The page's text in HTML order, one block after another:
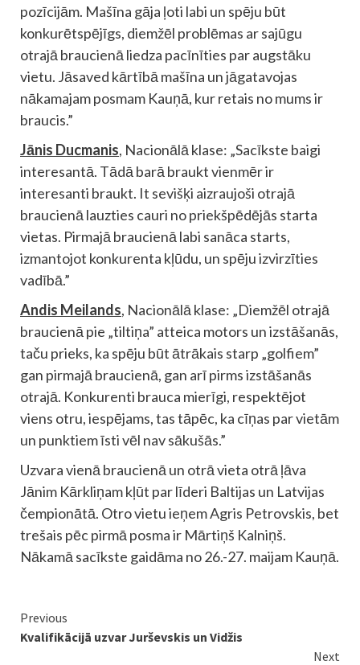
pozīcijām. Mašīna gāja ļoti labi un spēju būt
konkurētspējīgs, diemžēl problēmas ar sajūgu
otrajā braucienā liedza pacīnīties par augstāku
vietu. Jāsaved kārtībā mašīna un jāgatavojas
nākamajam posmam Kauņā, kur retais no mums ir
braucis.”
Jānis Ducmanis, Nacionālā klase: „Sacīkste baigi
interesantā. Tādā barā braukt vienmēr ir
interesanti braukt. It sevišķi aizraujoši otrajā
braucienā lauzties cauri no priekšpēdējās starta
vietas. Pirmajā braucienā labi sanāca starts,
izmantojot konkurenta kļūdu, un spēju izvirzīties
vadībā.”
Andis Meilands, Nacionālā klase: „Diemžēl otrajā
braucienā pie „tiltiņa” atteica motors un izstāšanās,
taču prieks, ka spēju būt ātrākais starp „golfiem”
gan pirmajā braucienā, gan arī pirms izstāšanās
otrajā. Konkurenti brauca mierīgi, respektējot
viens otru, iespējams, tas tāpēc, ka cīņas par vietām
un punktiem īsti vēl nav sākušās.”
Uzvara vienā braucienā un otrā vieta otrā ļāva
Jānim Kārkliņam kļūt par līderi Baltijas un Latvijas
čempionātā. Otro vietu ieņem Agris Petrovskis, bet
trešais pēc pirmā posma ir Mārtiņš Kalniņš.
Nākamā sacīkste gaidāma no 26.-27. maijam Kauņā.
Continue
Reading
Previous
Kvalifikācijā uzvar Jurševskis un Vidžis
Next